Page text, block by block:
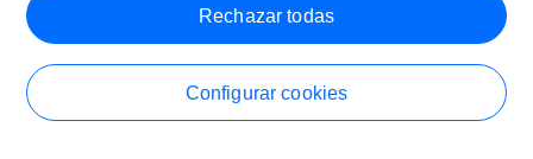
Información a clientesPSD2
Aviso legal
Política de cookies
Si no tienes cuenta en otro banco
Abre tu cuenta
Configurar cookies
Rechazar todas